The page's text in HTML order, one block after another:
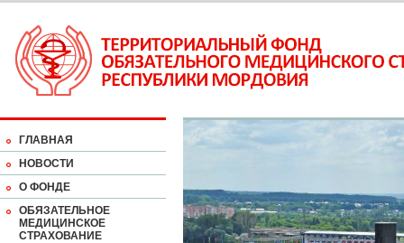
ГЛАВНАЯ
НОВОСТИ
О ФОНДЕ
ОБЯЗАТЕЛЬНОЕ
МЕДИЦИНСКОЕ
СТРАХОВАНИЕ